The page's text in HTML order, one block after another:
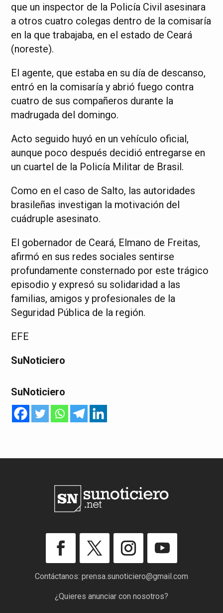
que un inspector de la Policía Civil asesinara
a otros cuatro colegas dentro de la comisaría
en la que trabajaba, en el estado de Ceará
(noreste).
El agente, que estaba en su día de descanso,
entró en la comisaría y abrió fuego contra
cuatro de sus compañeros durante la
madrugada del domingo.
Acto seguido huyó en un vehículo oficial,
aunque poco después decidió entregarse en
un cuartel de la Policía Militar de Brasil.
Como en el caso de Salto, las autoridades
brasileñas investigan la motivación del
cuádruple asesinato.
El gobernador de Ceará, Elmano de Freitas,
afirmó en sus redes sociales sentirse
profundamente consternado por este trágico
episodio y expresó su solidaridad a las
familias, amigos y profesionales de la
Seguridad Pública de la región.
EFE
SuNoticiero
SuNoticiero
Contáctanos: prensa.sunoticiero@gmail.com
¿Quieres anunciar con nosotros?